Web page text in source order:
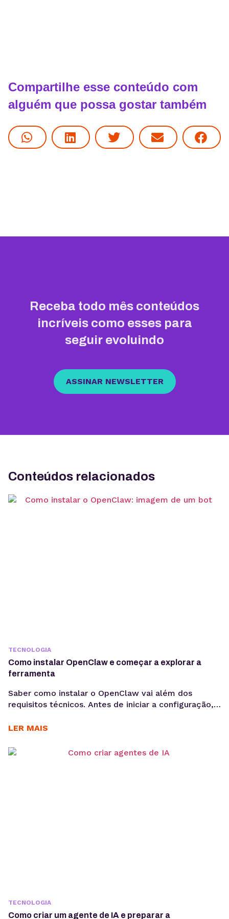
Compartilhe esse conteúdo com
alguém que possa gostar também
Receba todo mês conteúdos
incríveis como esses para
seguir evoluindo
ASSINAR NEWSLETTER
Conteúdos relacionados
TECNOLOGIA
Como instalar OpenClaw e começar a explorar a
ferramenta
Saber como instalar o OpenClaw vai além dos
requisitos técnicos. Antes de iniciar a configuração,
casos de uso e como a ferramenta pode contribuir
OpenClaw centraliza a criação e operação de
LER MAIS
TECNOLOGIA
Como criar um agente de IA e preparar a